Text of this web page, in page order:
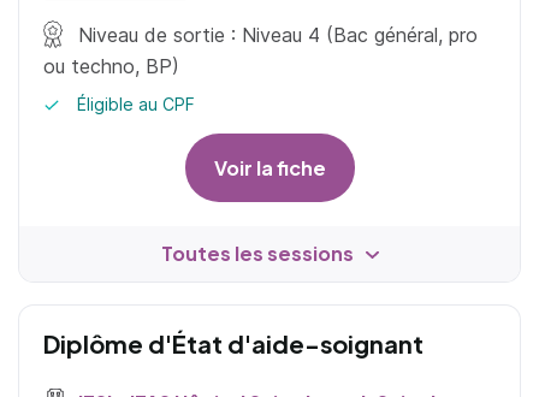
Niveau de sortie : Niveau 4 (Bac général, pro
ou techno, BP)
Éligible au CPF
Voir la fiche
Toutes les sessions
Diplôme d'État d'aide-soignant